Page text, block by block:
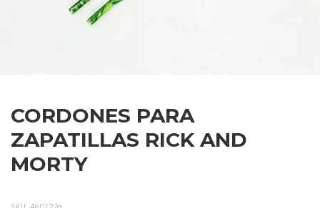
CORDONES PARA
ZAPATILLAS RICK AND
MORTY